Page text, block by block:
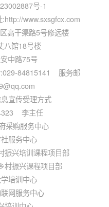
号-1
www.sxsgfcx.com
高干渠路5号修远楼
八馆18号楼
中路75号
84815141 服务邮
宣传受理方式
李主任
采购服务中心
服务中心
振兴培训课程项目部
村振兴课程项目部
培训中心
网服务中心